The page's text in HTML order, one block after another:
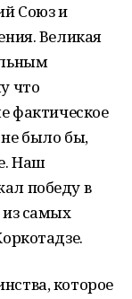
Союз и
Великая
что
фактическое
не было бы,
Наш
победу в
самых
которое